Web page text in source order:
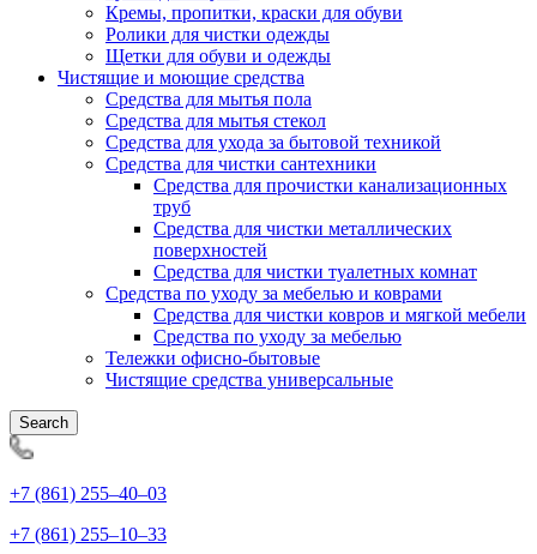
Кремы, пропитки, краски для обуви
Ролики для чистки одежды
Щетки для обуви и одежды
Чистящие и моющие средства
Средства для мытья пола
Средства для мытья стекол
Средства для ухода за бытовой техникой
Средства для чистки сантехники
Средства для прочистки канализационных
труб
Средства для чистки металлических
поверхностей
Средства для чистки туалетных комнат
Средства по уходу за мебелью и коврами
Средства для чистки ковров и мягкой мебели
Средства по уходу за мебелью
Тележки офисно-бытовые
Чистящие средства универсальные
Search
+7 (861) 255‒40‒03
+7 (861) 255‒10‒33